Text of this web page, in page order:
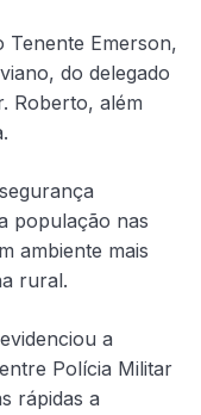
Tenente Emerson,
do delegado
Roberto, além
população nas
ambiente mais
rural.
a
Polícia Militar
rápidas a